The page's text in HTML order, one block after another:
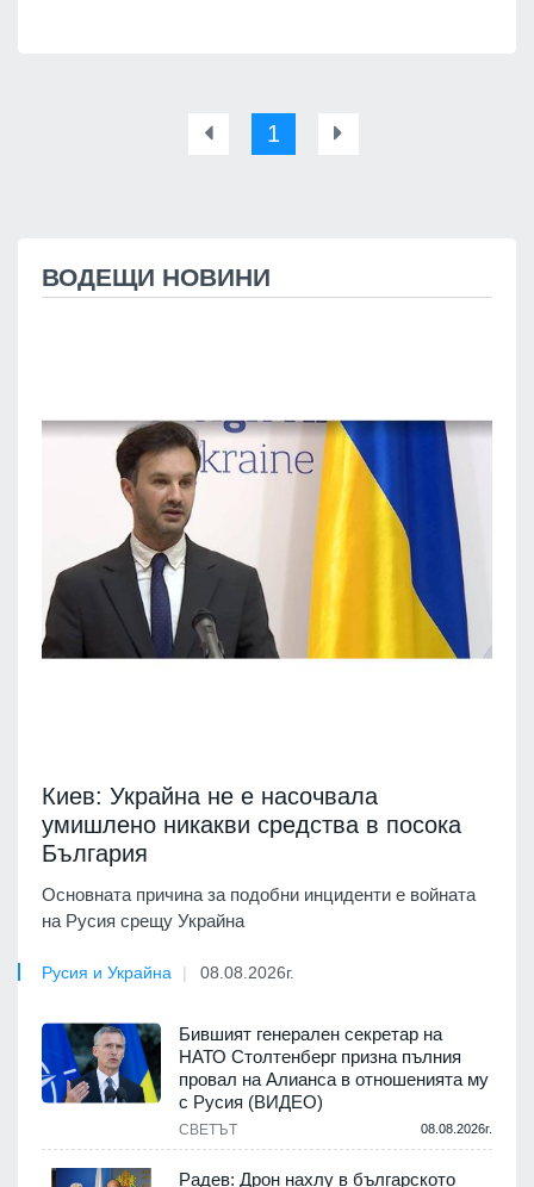
1
ВОДЕЩИ НОВИНИ
Киев: Украйна не е насочвала
умишлено никакви средства в посока
България
Основната причина за подобни инциденти е войната
на Русия срещу Украйна
Русия и Украйна 08.08.2026г.
Бившият генерален секретар на
НАТО Столтенберг призна пълния
провал на Алианса в отношенията му
с Русия (ВИДЕО)
СВЕТЪТ 08.08.2026г.
Радев: Дрон нахлу в българското